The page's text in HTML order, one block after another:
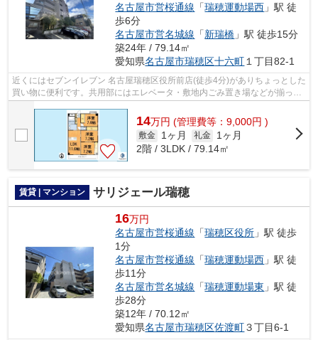
名古屋市営桜通線 「瑞穂運動場西 」駅 徒
歩6分
名古屋市営名城線 「新瑞橋 」駅 徒歩15分
築24年 / 79.14㎡
愛知県名古屋市瑞穂区十六町 １丁目82-1
近くにはセブンイレブン 名古屋瑞穂区役所前店(徒歩4分)がありちょっとした
買い物に便利です。共用部にはエレベータ・敷地内ごみ置き場などが揃って
おり、とても充実しています。駅ま...
14万円 (管理費等：9,000円 )
敷金 1ヶ月 礼金
1ヶ月
2階 / 3LDK / 79.14㎡
賃貸 | マンション サリジェール瑞穂
16万円
名古屋市営桜通線 「瑞穂区役所 」駅 徒歩
1分
名古屋市営桜通線 「瑞穂運動場西 」駅 徒
歩11分
名古屋市営名城線 「瑞穂運動場東 」駅 徒
歩28分
築12年 / 70.12㎡
愛知県名古屋市瑞穂区佐渡町３丁目6-1